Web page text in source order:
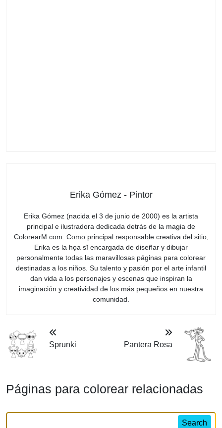
Erika Gómez - Pintor
Erika Gómez (nacida el 3 de junio de 2000) es la artista
principal e ilustradora dedicada detrás de la magia de
ColorearM.com. Como principal responsable creativa del sitio,
Erika es la họa sĩ encargada de diseñar y dibujar
personalmente todas las maravillosas páginas para colorear
destinadas a los niños. Su talento y pasión por el arte infantil
dan vida a los personajes y escenas que inspiran la
imaginación y creatividad de los más pequeños en nuestra
comunidad.
Sprunki Pantera Rosa
Páginas para colorear relacionadas
Search